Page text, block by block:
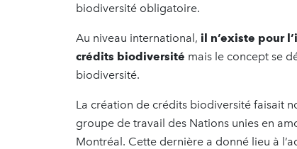
biodiversité obligatoire.
Au niveau international, il n’existe pour
crédits biodiversité mais le concept se
biodiversité.
La création de crédits biodiversité faisait
groupe de travail des Nations unies en
Montréal. Cette dernière a donné lieu à